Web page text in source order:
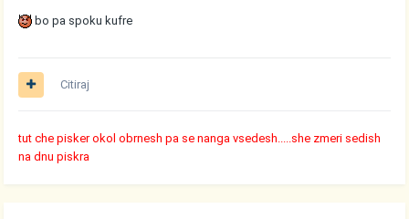
bo pa spoku kufre
Citiraj
tut che pisker okol obrnesh pa se nanga vsedesh.....she zmeri sedish
na dnu piskra